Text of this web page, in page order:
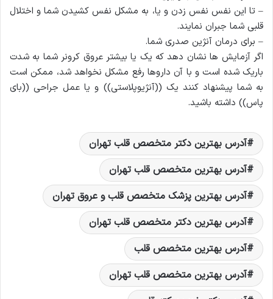
– تا این نفس نفس زدن و یا، به مشکل نفس کشیدن شما و اختلال
قلبی شما جبران نمایند.
– برای درمان آنژین صدری شما.
اگر آزمایش ها نشان دهد که یک یا بیشتر عروق کرونر شما به شدت
باریک شده است و با آن داروها رفع مشکل نخواهد شد، ممکن است
به شما پیشنهاد کنند یک ((آنژیوپلاستی)) و یا عمل جراحی ((بای
پاس)) داشته باشید.
آدرس بهترين دکتر متخصص قلب تهران
آدرس بهترين متخصص قلب تهران
آدرس بهترین پزشک متخصص قلب و عروق تهران
آدرس بهترین دکتر متخصص قلب تهران
آدرس بهترین متخصص قلب
آدرس بهترین متخصص قلب تهران